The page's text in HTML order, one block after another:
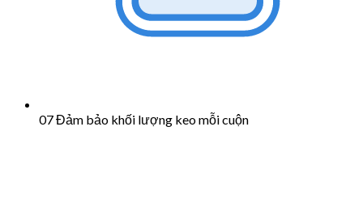
07 Đảm bảo khối lượng keo mỗi cuộn